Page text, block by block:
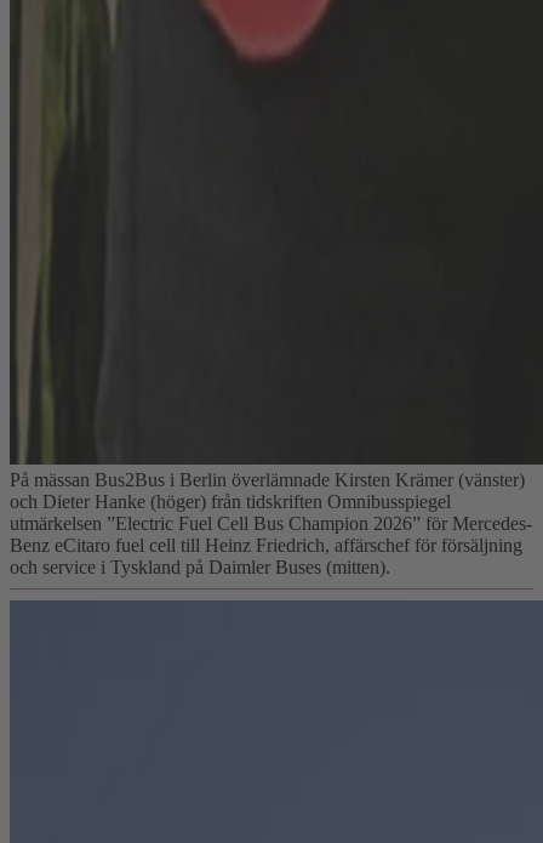
På mässan Bus2Bus i Berlin överlämnade Kirsten Krämer (vänster)
och Dieter Hanke (höger) från tidskriften Omnibusspiegel
utmärkelsen ”Electric Fuel Cell Bus Champion 2026” för Mercedes-
Benz eCitaro fuel cell till Heinz Friedrich, affärschef för försäljning
och service i Tyskland på Daimler Buses (mitten).